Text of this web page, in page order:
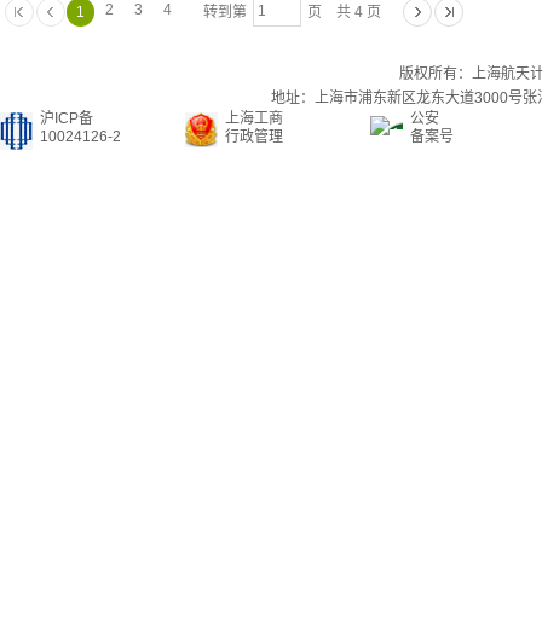
1 2 3 4 转到第 页 共 4 页
版权所有：上海航天
地址：上海市浦东新区龙东大道3000号
沪ICP备
10024126-2
上海工商
行政管理
公安
备案号